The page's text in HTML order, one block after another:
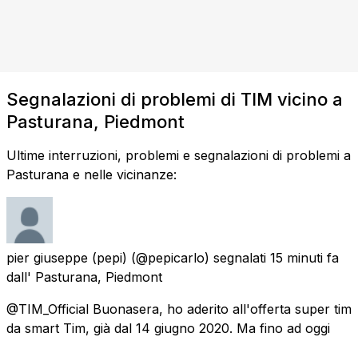
Segnalazioni di problemi di TIM vicino a
Pasturana, Piedmont
Ultime interruzioni, problemi e segnalazioni di problemi a
Pasturana e nelle vicinanze:
pier giuseppe (pepi) (@pepicarlo) segnalati 15 minuti fa
dall' Pasturana, Piedmont
@TIM_Official Buonasera, ho aderito all'offerta super tim
da smart Tim, già dal 14 giugno 2020. Ma fino ad oggi